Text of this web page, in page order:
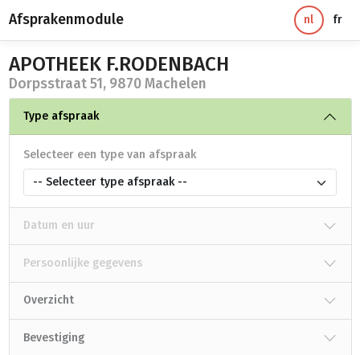
Afsprakenmodule nl fr
APOTHEEK F.RODENBACH
Dorpsstraat 51, 9870 Machelen
Type afspraak
Selecteer een type van afspraak
-- Selecteer type afspraak --
Datum en uur
Persoonlijke gegevens
Overzicht
Bevestiging